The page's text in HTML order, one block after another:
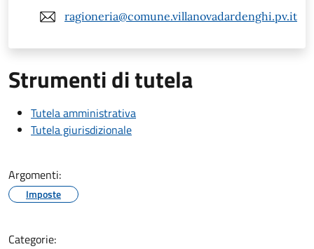
ragioneria@comune.villanovadardenghi.pv.it
Strumenti di tutela
Tutela amministrativa
Tutela giurisdizionale
Argomenti:
Imposte
Categorie: